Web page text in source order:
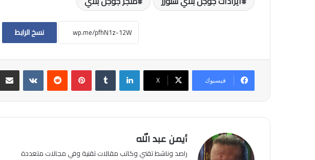
نسخ الرابط
فيسبوك ‫X
لينكدإن بينتيريست
أيمن عبد الله
راصد وناشط تقني وكاتب مقالات تقنية وفي مجالات متعددة